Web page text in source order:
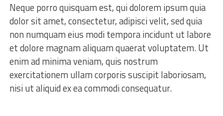
Neque porro quisquam est, qui dolorem ipsum quia
dolor sit amet, consectetur, adipisci velit, sed quia
non numquam eius modi tempora incidunt ut labore
et dolore magnam aliquam quaerat voluptatem. Ut
enim ad minima veniam, quis nostrum
exercitationem ullam corporis suscipit laboriosam,
nisi ut aliquid ex ea commodi consequatur.